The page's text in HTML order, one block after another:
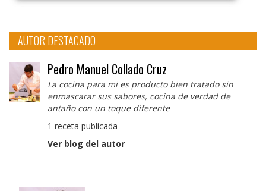
AUTOR DESTACADO
Pedro Manuel Collado Cruz
La cocina para mi es producto bien tratado sin
enmascarar sus sabores, cocina de verdad de
antaño con un toque diferente
1 receta publicada
Ver blog del autor